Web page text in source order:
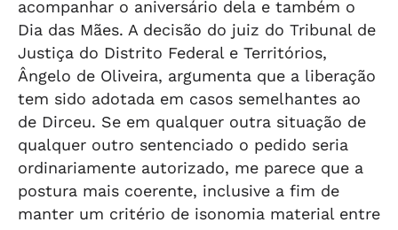
acompanhar o aniversário dela e também o
Dia das Mães. A decisão do juiz do Tribunal de
Justiça do Distrito Federal e Territórios,
Ângelo de Oliveira, argumenta que a liberação
tem sido adotada em casos semelhantes ao
de Dirceu. Se em qualquer outra situação de
qualquer outro sentenciado o pedido seria
ordinariamente autorizado, me parece que a
postura mais coerente, inclusive a fim de
manter um critério de isonomia material entre